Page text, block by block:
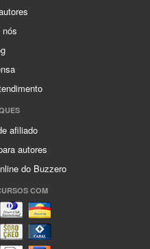
nós
afiliado
autores
do Buzzero
COM